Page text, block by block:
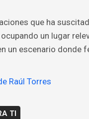
que ha
un lugar
un escenario donde
Raúl Torres
TI